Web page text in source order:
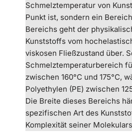
Schmelztemperatur von
Punkt ist, sondern ein
Bereichs geht der
Kunststoffs vom
viskosen Fließzustand über.
Schmelztemperaturbereich
zwischen 160°C und 175°C,
Polyethylen (PE) zwischen
Die Breite dieses Bereichs
spezifischen Art des
Komplexität seiner